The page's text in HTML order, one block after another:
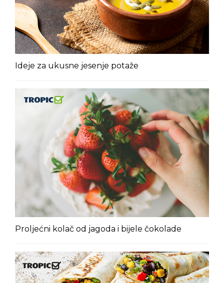
Ideje za ukusne jesenje potaže
Proljećni kolač od jagoda i bijele čokolade